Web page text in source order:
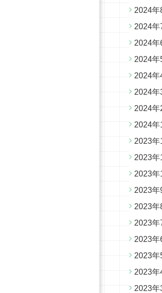
2024年
2024年
2024年
2024年
2024年
2024年
2024年
2024年
2023年
2023年
2023年
2023年
2023年
2023年
2023年
2023年
2023年
2023年